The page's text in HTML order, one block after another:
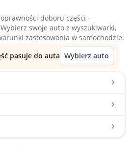
doboru części -
swoje auto z wyszukiwarki,
zastosowania w samochodzie.
pasuje do auta Wybierz auto